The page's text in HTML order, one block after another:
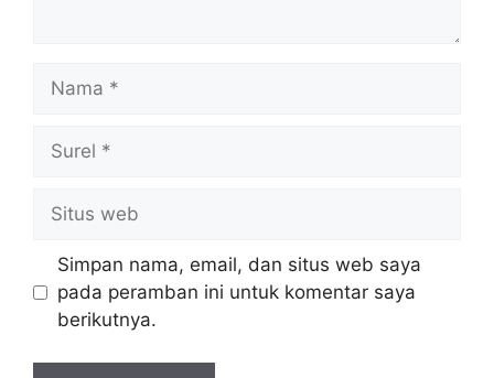
Nama
Surel
Situs
web
Simpan nama, email, dan situs web saya
pada peramban ini untuk komentar saya
berikutnya.